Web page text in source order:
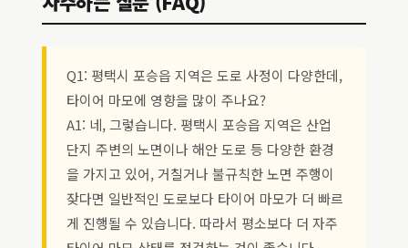
Q1: 평택시 포승읍 지역은 도로 사정이 다양한데,
타이어 마모에 영향을 많이 주나요?
A1: 네, 그렇습니다. 평택시 포승읍 지역은 산업
단지 주변의 노면이나 해안 도로 등 다양한 환경
을 가지고 있어, 거칠거나 불규칙한 노면 주행이
잦다면 일반적인 도로보다 타이어 마모가 더 빠르
게 진행될 수 있습니다. 따라서 평소보다 더 자주